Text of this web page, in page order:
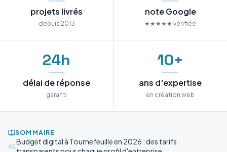
projets livrés
depuis 2013
note Google
★★★★★ vérifiée
24h
délai de réponse
garanti
10+
ans d'expertise
en création web
SOMMAIRE
01
Budget digital à Tournefeuille en 2026 : des tarifs